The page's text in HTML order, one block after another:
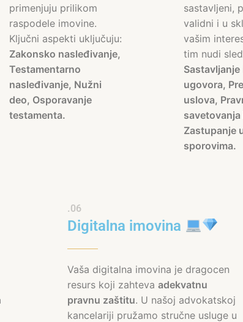
primenjuju prilikom
raspodele imovine.
Ključni aspekti uključuju:
Zakonsko nasleđivanje,
Testamentarno
nasleđivanje, Nužni
deo, Osporavanje
testamenta.
sastavljeni,
validni i u
vašim
tim nudi
Sastavljanje
ugovora,
uslova,
savetovanja
Zastupanje
sporovima.
.06
Digitalna imovina
Vaša digitalna imovina je dragocen
resurs koji zahteva adekvatnu
pravnu zaštitu. U našoj advokatskoj
kancelariji pružamo stručne usluge u